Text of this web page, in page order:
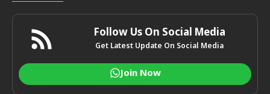
Follow Us On Social Media
Get Latest Update On Social Media
Join Now